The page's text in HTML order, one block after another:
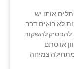
אותו יש
לא רואים דבר.
להשקות
או סתם
מתחילה צמיחה